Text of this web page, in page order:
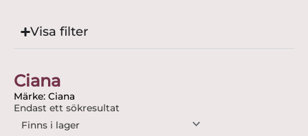
Visa filter
Ciana
Märke: Ciana
Endast ett sökresultat